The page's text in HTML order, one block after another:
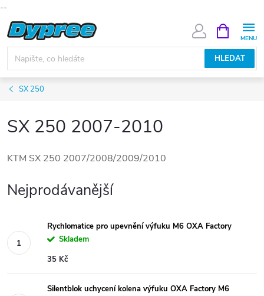
--
Přejít
na
obsah
HLEDAT
NÁKUPNÍ
KOŠÍK
SX 250
SX 250 2007-2010
KTM SX 250 2007/2008/2009/2010
Nejprodávanější
Rychlomatice pro upevnění výfuku M6 OXA Factory
Skladem
35 Kč
Silentblok uchycení kolena výfuku OXA Factory M6